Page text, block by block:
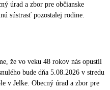
úrad a zbor pre občianske
sústrasť pozostalej rodine.
že vo veku 48 rokov nás opustil
bude dňa 5.08.2026 v stredu
v Jelke. Obecný úrad a zbor pre